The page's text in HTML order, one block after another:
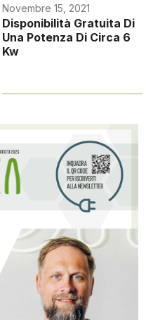
Novembre 15, 2021
Disponibilità Gratuita Di
Una Potenza Di Circa 6
Kw